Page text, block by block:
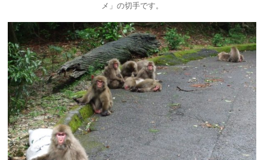
メ」の切手です。